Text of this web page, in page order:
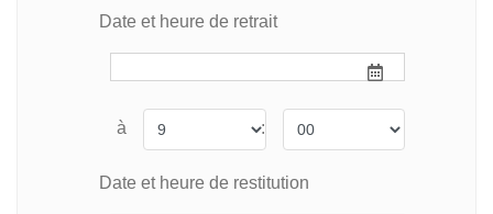
Date et heure de retrait
à :
Date et heure de restitution